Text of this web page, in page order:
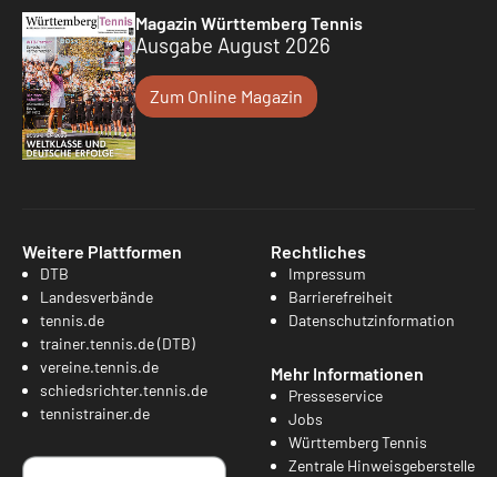
Magazin Württemberg Tennis
Ausgabe August 2026
Zum Online Magazin
Weitere Plattformen
DTB
Landesverbände
tennis.de
trainer.tennis.de (DTB)
vereine.tennis.de
schiedsrichter.tennis.de
tennistrainer.de
Rechtliches
Impressum
Barrierefreiheit
Datenschutzinformation
Mehr Informationen
Presseservice
Jobs
Württemberg Tennis
Zentrale Hinweisgeberstelle